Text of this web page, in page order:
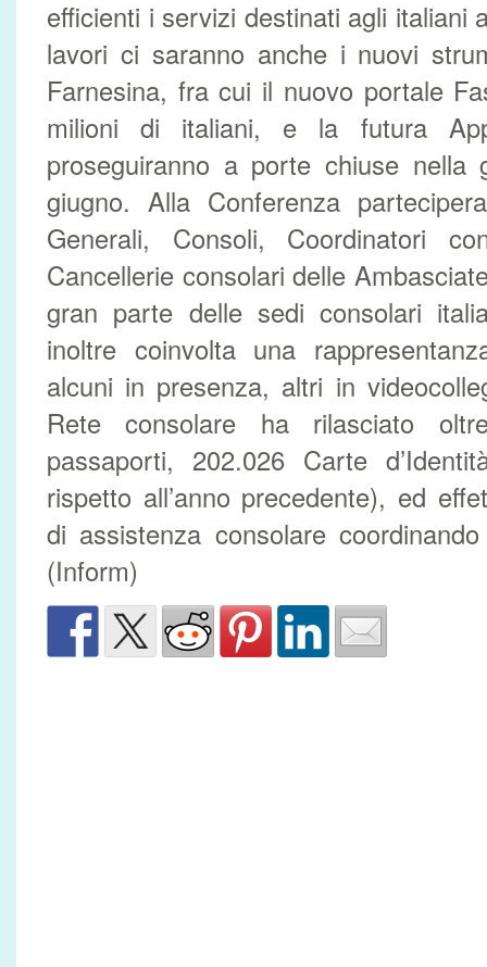
efficienti i servizi destinati agli italiani
lavori ci saranno anche i nuovi
Farnesina, fra cui il nuovo portale
milioni di italiani, e la futura
proseguiranno a porte chiuse nella
giugno. Alla Conferenza
Generali, Consoli, Coordinatori
Cancellerie consolari delle
gran parte delle sedi consolari
inoltre coinvolta una
alcuni in presenza, altri in
Rete consolare ha rilasciato
passaporti, 202.026 Carte
rispetto all’anno precedente), ed
di assistenza consolare
(Inform)